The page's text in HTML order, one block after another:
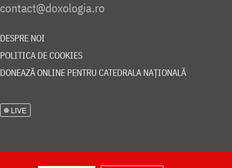
DESPRE NOI
POLITICA DE COOKIES
DONEAZĂ ONLINE PENTRU CATEDRALA NAȚIONALĂ
LIVE